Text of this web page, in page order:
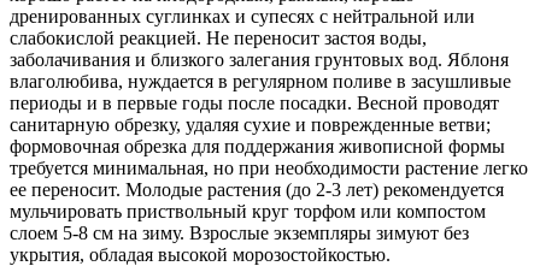
дренированных суглинках и супесях с нейтральной или
слабокислой реакцией. Не переносит застоя воды,
заболачивания и близкого залегания грунтовых вод. Яблоня
влаголюбива, нуждается в регулярном поливе в засушливые
периоды и в первые годы после посадки. Весной проводят
санитарную обрезку, удаляя сухие и поврежденные ветви;
формовочная обрезка для поддержания живописной формы
требуется минимальная, но при необходимости растение легко
ее переносит. Молодые растения (до 2-3 лет) рекомендуется
мульчировать приствольный круг торфом или компостом
слоем 5-8 см на зиму. Взрослые экземпляры зимуют без
укрытия, обладая высокой морозостойкостью.